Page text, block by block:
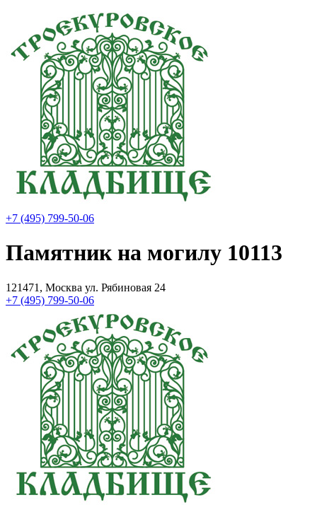
+7 (495) 799-50-06
Памятник на могилу 10113
121471, Москва ул. Рябиновая 24
+7 (495) 799-50-06